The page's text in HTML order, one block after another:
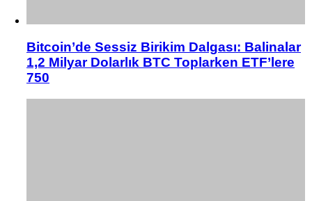
Bitcoin’de Sessiz Birikim Dalgası: Balinalar
1,2 Milyar Dolarlık BTC Toplarken ETF’lere
750